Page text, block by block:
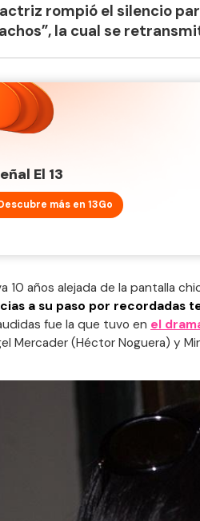
rompió el silencio
la cual se
El 13
más en 13Go
10 años alejada de la pantalla
a su paso por recordadas
fue la que tuvo en el
Mercader (Héctor Noguera) y